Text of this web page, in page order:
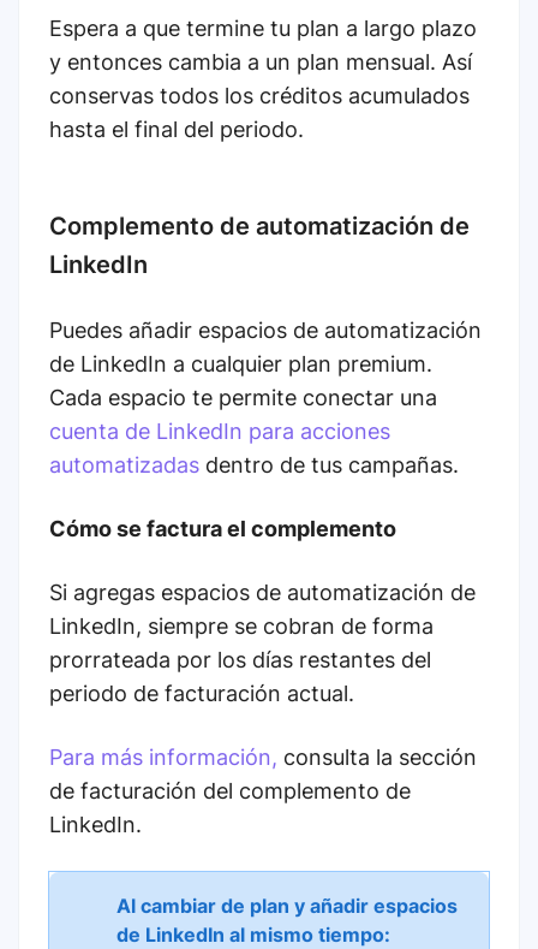
Espera a que termine tu plan a largo plazo
y entonces cambia a un plan mensual. Así
conservas todos los créditos acumulados
hasta el final del periodo.
Complemento de automatización de
LinkedIn
Puedes añadir espacios de automatización
de LinkedIn a cualquier plan premium.
Cada espacio te permite conectar una
cuenta de LinkedIn para acciones
automatizadas dentro de tus campañas.
Cómo se factura el complemento
Si agregas espacios de automatización de
LinkedIn, siempre se cobran de forma
prorrateada por los días restantes del
periodo de facturación actual.
Para más información, consulta la sección
de facturación del complemento de
LinkedIn.
Al cambiar de plan y añadir espacios
de LinkedIn al mismo tiempo: